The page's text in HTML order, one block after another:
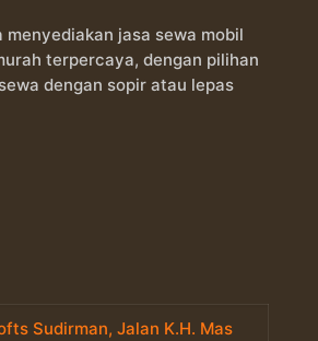
menyediakan jasa sewa mobil
terpercaya, dengan pilihan
dengan sopir atau lepas
Sudirman, Jalan K.H. Mas